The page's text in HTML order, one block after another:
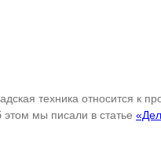
техника относится к
мы писали в статье